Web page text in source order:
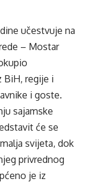
učestvuje na
– Mostar
BiH, regije i
i goste.
sajamske
će se
svijeta, dok
privrednog
je iz